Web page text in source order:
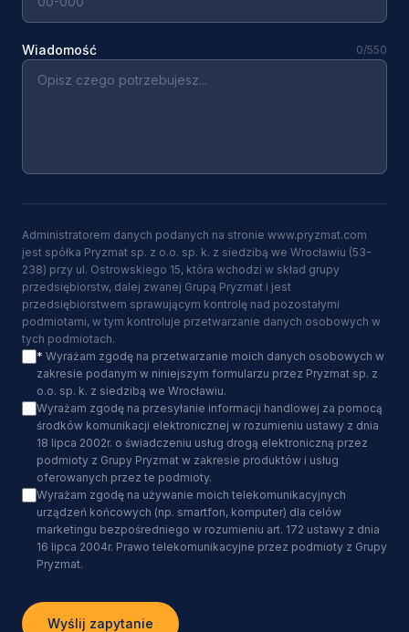
Wiadomość 0/550
Administratorem danych podanych na stronie www.pryzmat.com
jest spółka Pryzmat sp. z o.o. sp. k. z siedzibą we Wrocławiu (53-
238) przy ul. Ostrowskiego 15, która wchodzi w skład grupy
przedsiębiorstw, dalej zwanej Grupą Pryzmat i jest
przedsiębiorstwem sprawującym kontrolę nad pozostałymi
podmiotami, w tym kontroluje przetwarzanie danych osobowych w
tych podmiotach.
* Wyrażam zgodę na przetwarzanie moich danych osobowych w
zakresie podanym w niniejszym formularzu przez Pryzmat sp. z
o.o. sp. k. z siedzibą we Wrocławiu.
Wyrażam zgodę na przesyłanie informacji handlowej za pomocą
środków komunikacji elektronicznej w rozumieniu ustawy z dnia
18 lipca 2002r. o świadczeniu usług drogą elektroniczną przez
podmioty z Grupy Pryzmat w zakresie produktów i usług
oferowanych przez te podmioty.
Wyrażam zgodę na używanie moich telekomunikacyjnych
urządzeń końcowych (np. smartfon, komputer) dla celów
marketingu bezpośredniego w rozumieniu art. 172 ustawy z dnia
16 lipca 2004r. Prawo telekomunikacyjne przez podmioty z Grupy
Pryzmat.
Wyślij zapytanie